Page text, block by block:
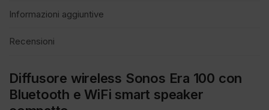
Informazioni aggiuntive
Recensioni
Diffusore wireless Sonos Era 100 con
Bluetooth e WiFi smart speaker